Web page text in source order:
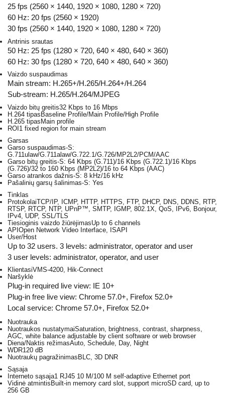
25 fps (2560 × 1440, 1920 × 1080, 1280 × 720)
60 Hz: 20 fps (2560 × 1920)
30 fps (2560 × 1440, 1920 × 1080, 1280 × 720)
Antrinis srautas
50 Hz: 25 fps (1280 × 720, 640 × 480, 640 × 360)
60 Hz: 30 fps (1280 × 720, 640 × 480, 640 × 360)
Vaizdo suspaudimas
Main stream: H.265+/H.265/H.264+/H.264
Sub-stream: H.265/H.264/MJPEG
Vaizdo bitų greitis32 Kbps to 16 Mbps
H.264 tipasBaseline Profile/Main Profile/High Profile
H.265 tipasMain profile
ROI1 fixed region for main stream
Garsas
Garso suspaudimas-S:
G.711ulaw/G.711alaw/G.722.1/G.726/MP2L2/PCM/AAC
Garso bitų greitis-S: 64 Kbps (G.711)/16 Kbps (G.722.1)/16 Kbps
(G.726)/32 to 160 Kbps (MP2L2)/16 to 64 Kbps (AAC)
Garso atrankos dažnis-S: 8 kHz/16 kHz
Pašalinių garsų šalinimas-S: Yes
Tinklas
ProtokolaiTCP/IP, ICMP, HTTP, HTTPS, FTP, DHCP, DNS, DDNS, RTP,
RTSP, RTCP, NTP, UPnP™, SMTP, IGMP, 802.1X, QoS, IPv6, Bonjour,
IPv4, UDP, SSL/TLS
Tiesioginis vaizdo žiūrėjimasUp to 6 channels
APIOpen Network Video Interface, ISAPI
User/Host
Up to 32 users. 3 levels: administrator, operator and user
3 user levels: administrator, operator, and user
KlientasiVMS-4200, Hik-Connect
Naršyklė
Plug-in required live view: IE 10+
Plug-in free live view: Chrome 57.0+, Firefox 52.0+
Local service: Chrome 57.0+, Firefox 52.0+
Nuotrauka
Nuotraukos nustatymaiSaturation, brightness, contrast, sharpness,
AGC, white balance adjustable by client software or web browser
Diena/Naktis režimasAuto, Schedule, Day, Night
WDR120 dB
Nuotraukų pagražinimas BLC, 3D DNR
Sąsaja
Interneto sąsaja1 RJ45 10 M/100 M self-adaptive Ethernet port
Vidinė atmintis Built-in memory card slot, support microSD card, up to
256 GB